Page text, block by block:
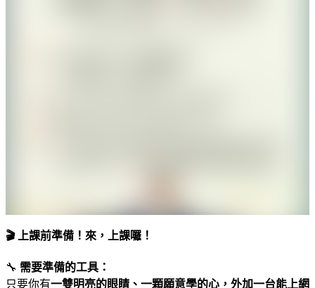
🎬 上課前準備！來，上課囉！
🔧 需要準備的工具：
只要你有一雙明亮的眼睛、一顆願意學的心，外加一台能上網